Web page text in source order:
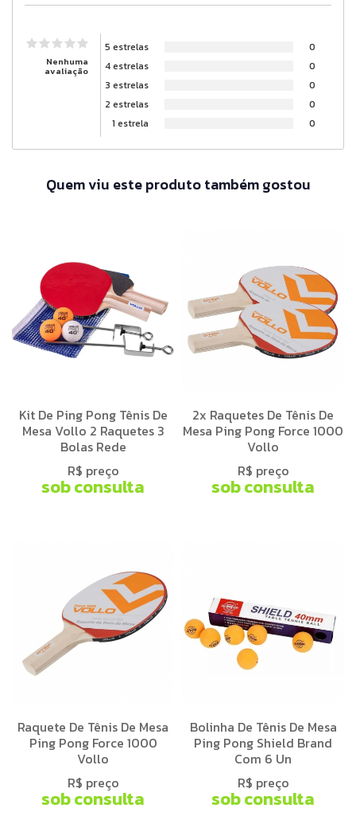
Nenhuma
avaliação
5 estrelas
0
4 estrelas
0
3 estrelas
0
2 estrelas
0
1 estrela
0
Quem viu este produto também gostou
Kit De Ping Pong Tênis De
Mesa Vollo 2 Raquetes 3
Bolas Rede
R$ preço
sob consulta
2x Raquetes De Tênis De
Mesa Ping Pong Force 1000
Vollo
R$ preço
sob consulta
Raquete De Tênis De Mesa
Ping Pong Force 1000
Vollo
R$ preço
sob consulta
Bolinha De Tênis De Mesa
Ping Pong Shield Brand
Com 6 Un
R$ preço
sob consulta